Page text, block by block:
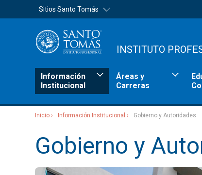
Sitios Santo Tomás
INSTITUTO
Información
Institucional
Áreas y
Carreras
Inicio Información Institucional Gobierno y Autoridades​
Gobierno y